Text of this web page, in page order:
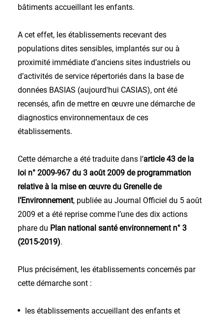
bâtiments accueillant les enfants.
A cet effet, les établissements recevant des
populations dites sensibles, implantés sur ou à
proximité immédiate d’anciens sites industriels ou
d’activités de service répertoriés dans la base de
données BASIAS (aujourd'hui CASIAS), ont été
recensés, afin de mettre en œuvre une démarche de
diagnostics environnementaux de ces
établissements.
Cette démarche a été traduite dans l’article 43 de la
loi n° 2009-967 du 3 août 2009 de programmation
relative à la mise en œuvre du Grenelle de
l’Environnement, publiée au Journal Officiel du 5 août
2009 et a été reprise comme l’une des dix actions
phare du Plan national santé environnement n° 3
(2015-2019).
Plus précisément, les établissements concernés par
cette démarche sont :
les établissements accueillant des enfants et